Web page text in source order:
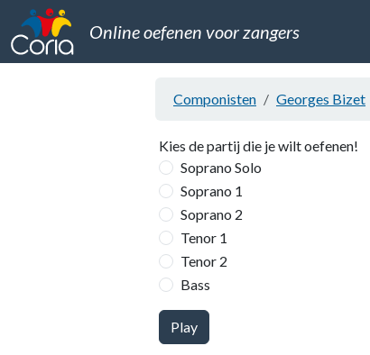
Online oefenen voor zangers
Componisten Georges Bizet
Kies de partij die je wilt oefenen!
Soprano Solo
Soprano 1
Soprano 2
Tenor 1
Tenor 2
Bass
Play